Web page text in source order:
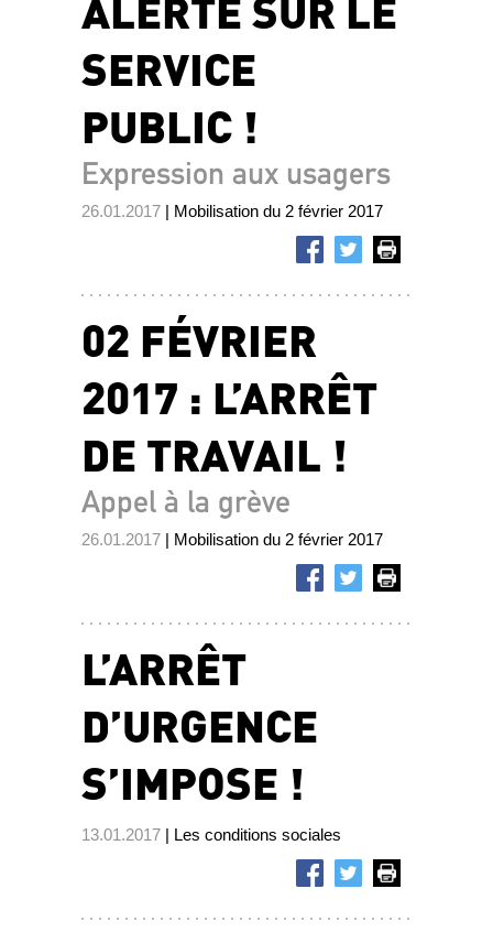
SERVICE
PUBLIC !
Expression aux usagers
26.01.2017 | Mobilisation du 2 février 2017
02 FÉVRIER
2017 : L’ARRÊT
DE TRAVAIL !
Appel à la grève
26.01.2017 | Mobilisation du 2 février 2017
L’ARRÊT
D’URGENCE
S’IMPOSE !
13.01.2017 | Les conditions sociales